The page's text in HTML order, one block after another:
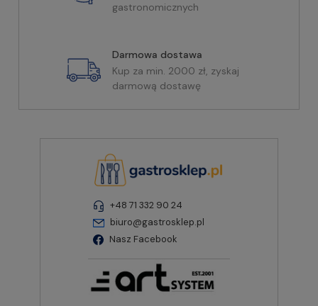
gastronomicznych
Darmowa dostawa
Kup za min. 2000 zł, zyskaj
darmową dostawę
+48 71 332 90 24
biuro@gastrosklep.pl
Nasz Facebook